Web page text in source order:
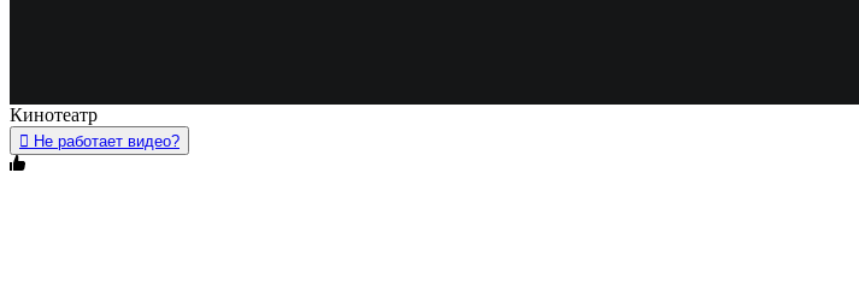
Кинотеатр
Не работает видео?